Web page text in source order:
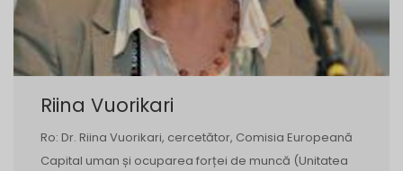
Riina Vuorikari
Ro: Dr. Riina Vuorikari, cercetător, Comisia Europeană
Capital uman și ocuparea forței de muncă (Unitatea